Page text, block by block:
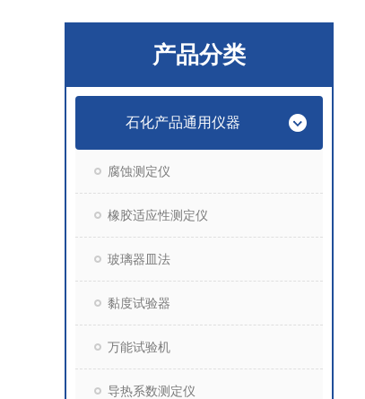
产品分类
石化产品通用仪器
腐蚀测定仪
橡胶适应性测定仪
玻璃器皿法
黏度试验器
万能试验机
导热系数测定仪